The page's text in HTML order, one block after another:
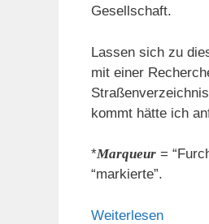
Gesellschaft.
Lassen sich zu
mit einer
kommt hätte ich
*Marqueur =
“markierte”.
Weiterlesen